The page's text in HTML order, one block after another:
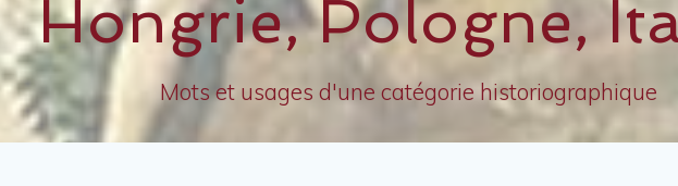
Hongrie, Pologne,
Mots et usages d'une catégorie historiographique